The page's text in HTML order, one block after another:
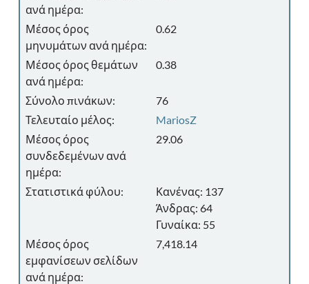
ανά ημέρα:
Μέσος όρος
μηνυμάτων ανά ημέρα:
0.62
Μέσος όρος θεμάτων
ανά ημέρα:
0.38
Σύνολο πινάκων:
76
Τελευταίο μέλος:
MariosZ
Μέσος όρος
συνδεδεμένων ανά
ημέρα:
29.06
Στατιστικά φύλου:
Κανένας: 137
Άνδρας: 64
Γυναίκα: 55
Μέσος όρος
εμφανίσεων σελίδων
ανά ημέρα:
7,418.14